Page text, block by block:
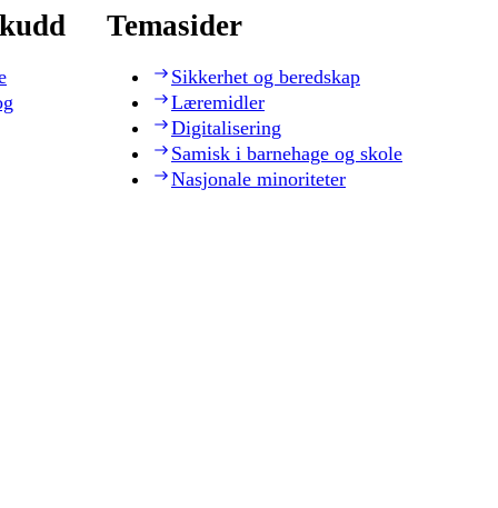
Temasider
Sikkerhet og beredskap
Læremidler
Digitalisering
Samisk i barnehage og skole
Nasjonale minoriteter